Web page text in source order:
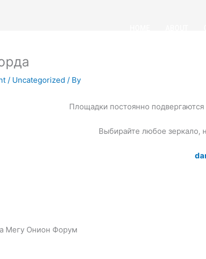
/ Uncategorized / By
Площадки постоянно
Выбирайте любое зеркало,
Мегу Онион Форум